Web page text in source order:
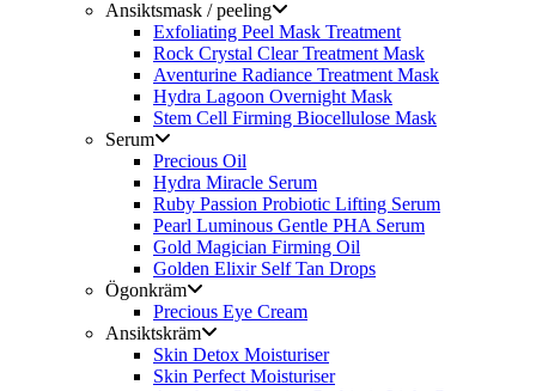
Ansiktsmask / peeling
Exfoliating Peel Mask Treatment
Rock Crystal Clear Treatment Mask
Aventurine Radiance Treatment Mask
Hydra Lagoon Overnight Mask
Stem Cell Firming Biocellulose Mask
Serum
Precious Oil
Hydra Miracle Serum
Ruby Passion Probiotic Lifting Serum
Pearl Luminous Gentle PHA Serum
Gold Magician Firming Oil
Golden Elixir Self Tan Drops
Ögonkräm
Precious Eye Cream
Ansiktskräm
Skin Detox Moisturiser
Skin Perfect Moisturiser